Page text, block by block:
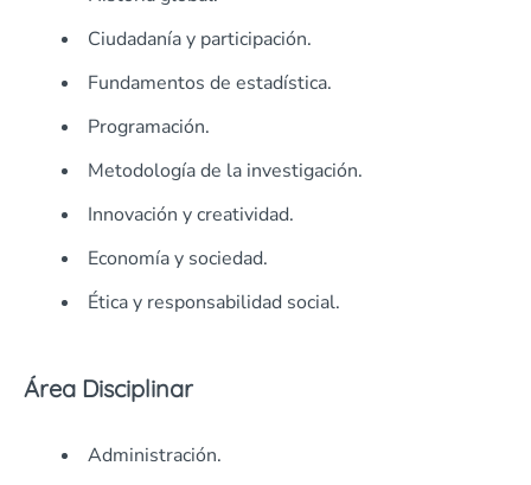
Ciudadanía y participación.
Fundamentos de estadística.
Programación.
Metodología de la investigación.
Innovación y creatividad.
Economía y sociedad.
Ética y responsabilidad social.
Área Disciplinar
Administración.